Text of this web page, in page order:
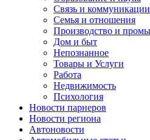
Связь и коммуникации
Семья и отношения
Производство и
Дом и быт
Непознанное
Товары и Услуги
Работа
Недвижимость
Психология
Новости парнеров
Новости региона
Автоновости